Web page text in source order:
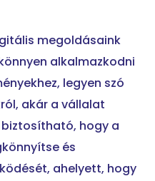
megoldásaink
alkalmazkodni
legyen szó
akár a vállalat
hogy a
és
ahelyett, hogy